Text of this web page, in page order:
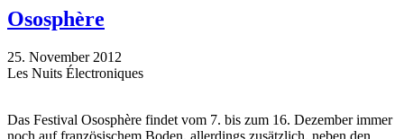
Ososphère
25. November 2012
Les Nuits Électroniques
Das Festival Ososphère findet vom 7. bis zum 16. Dezember immer
noch auf französischem Boden, allerdings zusätzlich, neben den